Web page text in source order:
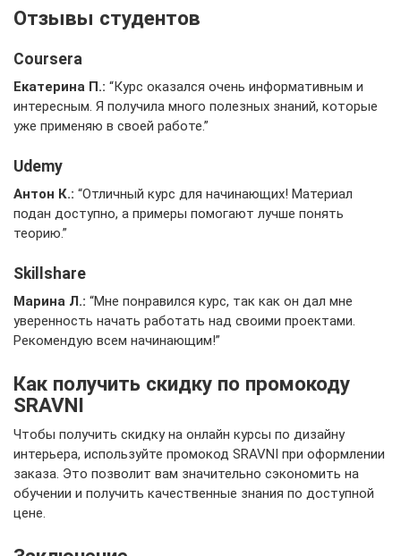
Отзывы студентов
Coursera
Екатерина П.: “Курс оказался очень информативным и
интересным. Я получила много полезных знаний, которые
уже применяю в своей работе.”
Udemy
Антон К.: “Отличный курс для начинающих! Материал
подан доступно, а примеры помогают лучше понять
теорию.”
Skillshare
Марина Л.: “Мне понравился курс, так как он дал мне
уверенность начать работать над своими проектами.
Рекомендую всем начинающим!”
Как получить скидку по промокоду
SRAVNI
Чтобы получить скидку на онлайн курсы по дизайну
интерьера, используйте промокод SRAVNI при оформлении
заказа. Это позволит вам значительно сэкономить на
обучении и получить качественные знания по доступной
цене.